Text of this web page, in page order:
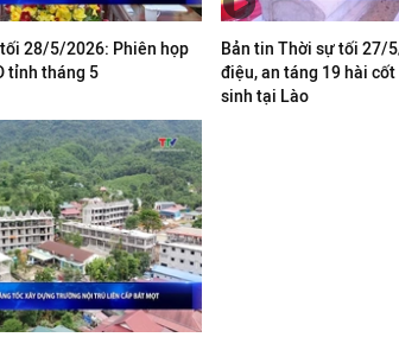
28/5/2026: Phiên họp
tỉnh tháng 5
Bản tin Thời sự tối 27/
điệu, an táng 19 hài
sinh tại Lào